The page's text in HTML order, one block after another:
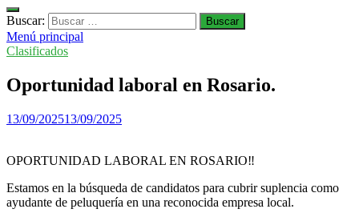
Buscar:
Menú principal
Clasificados
Oportunidad laboral en Rosario.
13/09/202513/09/2025
OPORTUNIDAD LABORAL EN ROSARIO‼️
Estamos en la búsqueda de candidatos para cubrir suplencia como
ayudante de peluquería en una reconocida empresa local.